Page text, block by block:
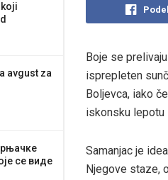
avgust za
се виде
Boje se
isprepleten
Boljevca, iako
iskonsku lepotu
Samanjac je
Njegove staze,